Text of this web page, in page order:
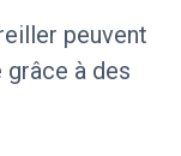
peuvent
à des